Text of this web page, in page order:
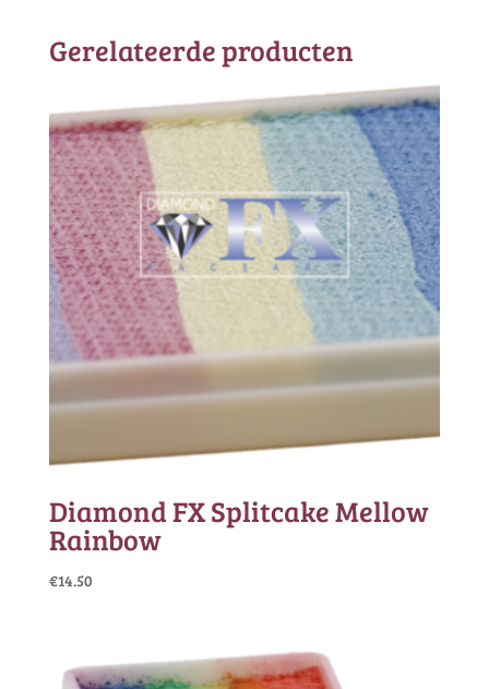
Gerelateerde producten
Diamond FX Splitcake Mellow
Rainbow
€14.50